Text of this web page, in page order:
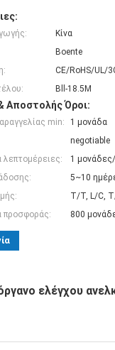
Κίνα
Boente
CE/RoHS/UL/
Bll-18.5M
Αποστολής Όροι:
min:
1 μονάδα
negotiable
1
5~10
T/T, L/C,
προσφοράς:
800
ελέγχου